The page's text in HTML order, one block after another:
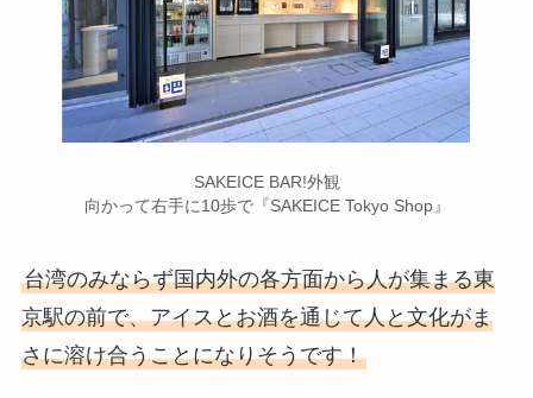
SAKEICE BAR!外観
向かって右手に10歩で『SAKEICE Tokyo Shop』
台湾のみならず国内外の各方面から人が集まる東
京駅の前で、アイスとお酒を通じて人と文化がま
さに溶け合うことになりそうです！